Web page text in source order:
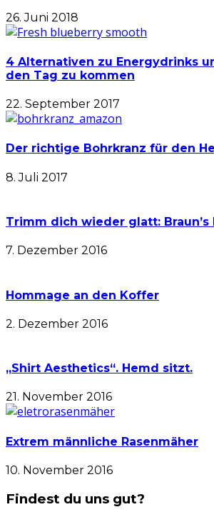
26. Juni 2018
4 Alternativen zu Energydrinks
den Tag zu kommen
22. September 2017
Der richtige Bohrkranz für den
8. Juli 2017
Trimm dich wieder glatt:
7. Dezember 2016
Hommage an den Koffer
2. Dezember 2016
„Shirt Aesthetics“. Hemd sitzt.
21. November 2016
Extrem männliche Rasenmäher
10. November 2016
Findest du uns gut?